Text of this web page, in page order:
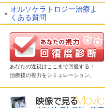
オルソケラトロジー治療よ
くある質問
あなたの近視はここまで回復する！
治療後の視力をシミュレーション。